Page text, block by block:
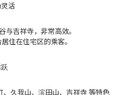
活
与吉祥寺，非常高效。
住在住宅区的乘客。
久我山、滨田山、吉祥寺 等特色